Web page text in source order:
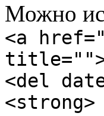
Можно
<a
title="">
<del
<strong>